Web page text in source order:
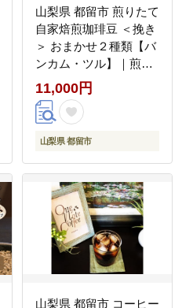
山梨県 都留市 煎りたて
自家焙煎珈琲豆 ＜挽き
＞ おまかせ２種類【バ
ンカム・ツル】｜煎り
たて コーヒー 直送 老
舗 本格派 喫茶店 プレ
ゼント お祝い 贈答用
コク 深み 芳醇 リフレ
ッシュ カフェイン 高級
マイルドブレンド ケニ
ア サントス モカ マン
デリン カフェ
11,000円
山梨県 都留市
山梨県 都留市 コーヒー